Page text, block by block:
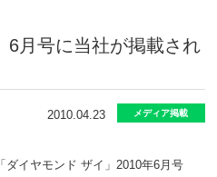
6月号に当社が掲載され
2010.04.23 メディア掲載
ダイヤモンド ザイ」2010年6月号